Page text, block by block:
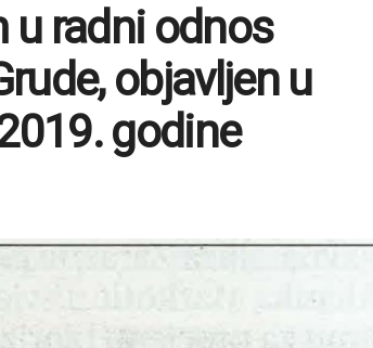
u radni odnos
objavljen u
godine